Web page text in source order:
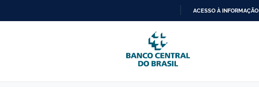
PARA
O
CONTEÚDO
ACESSO À INFORMAÇÃO